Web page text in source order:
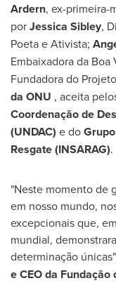
Ardern, ex-primeira-
porJessica Sibley,
Poeta e Ativista;
Embaixadora da Boa
Fundadora do
da ONU , aceita
Coordenação de
(UNDAC) e do
Resgate (INSARAG).
"Neste momento de
em nosso mundo,
excepcionais que,
mundial,
determinação
e CEO da